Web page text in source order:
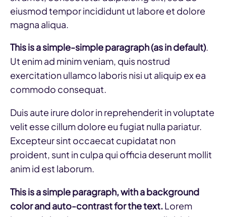
eiusmod tempor incididunt ut labore et dolore
magna aliqua.
This is a simple-simple paragraph (as in default).
Ut enim ad minim veniam, quis nostrud
exercitation ullamco laboris nisi ut aliquip ex ea
commodo consequat.
Duis aute irure dolor in reprehenderit in voluptate
velit esse cillum dolore eu fugiat nulla pariatur.
Excepteur sint occaecat cupidatat non
proident, sunt in culpa qui officia deserunt mollit
anim id est laborum.
This is a simple paragraph, with a background
color and auto-contrast for the text. Lorem